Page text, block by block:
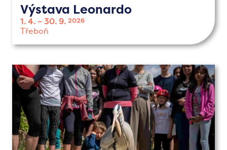
Výstava Leonardo
1. 4. 30. 9. 2026
Třeboň